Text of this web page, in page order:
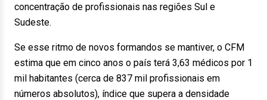
concentração de profissionais nas regiões Sul e
Sudeste.
Se esse ritmo de novos formandos se mantiver, o CFM
estima que em cinco anos o país terá 3,63 médicos por 1
mil habitantes (cerca de 837 mil profissionais em
números absolutos), índice que supera a densidade